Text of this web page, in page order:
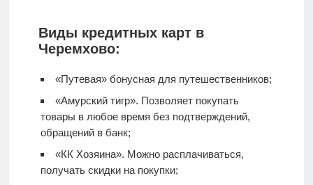
Виды кредитных карт в
Черемхово:
«Путевая» бонусная для путешественников;
«Амурский тигр». Позволяет покупать
товары в любое время без подтверждений,
обращений в банк;
«КК Хозяина». Можно расплачиваться,
получать скидки на покупки;